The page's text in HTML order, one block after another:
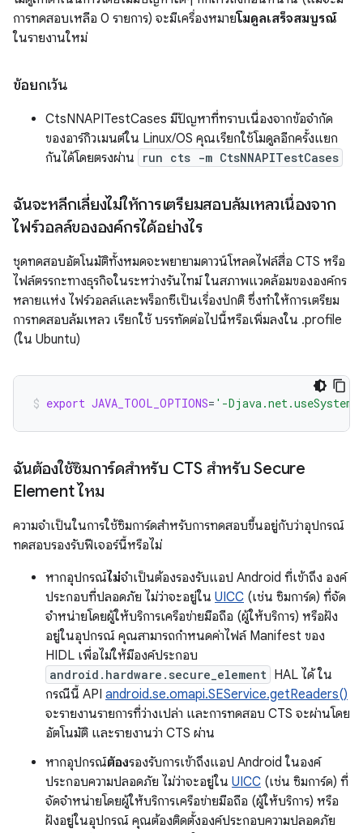
การทดสอบเหลือ 0 รายการ) จะมีเครื่องหมายโมดูลเสร็จสมบูรณ์
ในรายงานใหม่
ข้อยกเว้น
CtsNNAPITestCases มีปัญหาที่ทราบเนื่องจากข้อจำกัด
ของอาร์กิวเมนต์ใน Linux/OS คุณเรียกใช้โมดูลอีกครั้งแยก
กันได้โดยตรงผ่าน
run cts -m CtsNNAPITestCases
ฉันจะหลีกเลี่ยงไม่ให้การเตรียมสอบล้มเหลวเนื่องจาก
ไฟร์วอลล์ขององค์กรได้อย่างไร
ชุดทดสอบอัตโนมัติทั้งหมดจะพยายามดาวน์โหลดไฟล์สื่อ CTS หรือ
ไฟล์ตรรกะทางธุรกิจในระหว่างรันไทม์ ในสภาพแวดล้อมขององค์กร
หลายแห่ง ไฟร์วอลล์และพร็อกซีเป็นเรื่องปกติ ซึ่งทำให้การเตรียม
การทดสอบล้มเหลว เรียกใช้ บรรทัดต่อไปนี้หรือเพิ่มลงใน .profile
(ใน Ubuntu)
export JAVA_TOOL_OPTIONS= '-
ฉันต้องใช้ซิมการ์ดสำหรับ CTS สำหรับ Secure
Element ไหม
ความจำเป็นในการใช้ซิมการ์ดสำหรับการทดสอบขึ้นอยู่กับว่าอุปกรณ์
ทดสอบรองรับฟีเจอร์นี้หรือไม่
หากอุปกรณ์ไม่จำเป็นต้องรองรับแอป Android ที่เข้าถึง องค์
ประกอบที่ปลอดภัย ไม่ว่าจะอยู่ใน UICC (เช่น ซิมการ์ด) ที่จัด
จำหน่ายโดยผู้ให้บริการเครือข่ายมือถือ (ผู้ให้บริการ) หรือฝัง
อยู่ในอุปกรณ์ คุณสามารถกำหนดค่าไฟล์ Manifest ของ
HIDL เพื่อไม่ให้มีองค์ประกอบ
android.hardware.secure_element HAL ได้ ใน
กรณีนี้ API android.se.omapi.SEService.getReaders()
จะรายงานรายการที่ว่างเปล่า และการทดสอบ CTS จะผ่านโดย
อัตโนมัติ และรายงานว่า CTS ผ่าน
หากอุปกรณ์ต้องรองรับการเข้าถึงแอป Android ในองค์
ประกอบความปลอดภัย ไม่ว่าจะอยู่ใน UICC (เช่น ซิมการ์ด) ที่
จัดจำหน่ายโดยผู้ให้บริการเครือข่ายมือถือ (ผู้ให้บริการ) หรือ
ฝังอยู่ในอุปกรณ์ คุณต้องติดตั้งองค์ประกอบความปลอดภัย